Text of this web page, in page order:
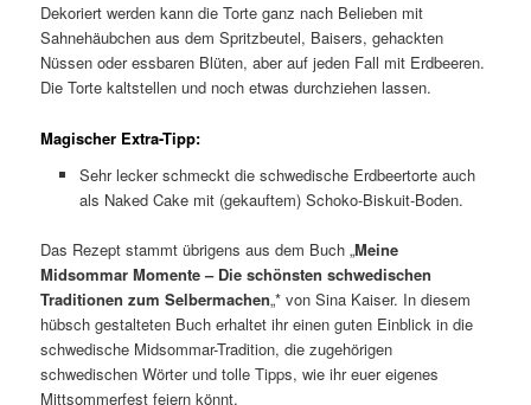
Dekoriert werden kann die Torte ganz nach Belieben mit
Sahnehäubchen aus dem Spritzbeutel, Baisers, gehackten
Nüssen oder essbaren Blüten, aber auf jeden Fall mit Erdbeeren.
Die Torte kaltstellen und noch etwas durchziehen lassen.
Magischer Extra-Tipp:
Sehr lecker schmeckt die schwedische Erdbeertorte auch
als Naked Cake mit (gekauftem) Schoko-Biskuit-Boden.
Das Rezept stammt übrigens aus dem Buch „Meine
Midsommar Momente – Die schönsten schwedischen
Traditionen zum Selbermachen„* von Sina Kaiser. In diesem
hübsch gestalteten Buch erhaltet ihr einen guten Einblick in die
schwedische Midsommar-Tradition, die zugehörigen
schwedischen Wörter und tolle Tipps, wie ihr euer eigenes
Mittsommerfest feiern könnt.